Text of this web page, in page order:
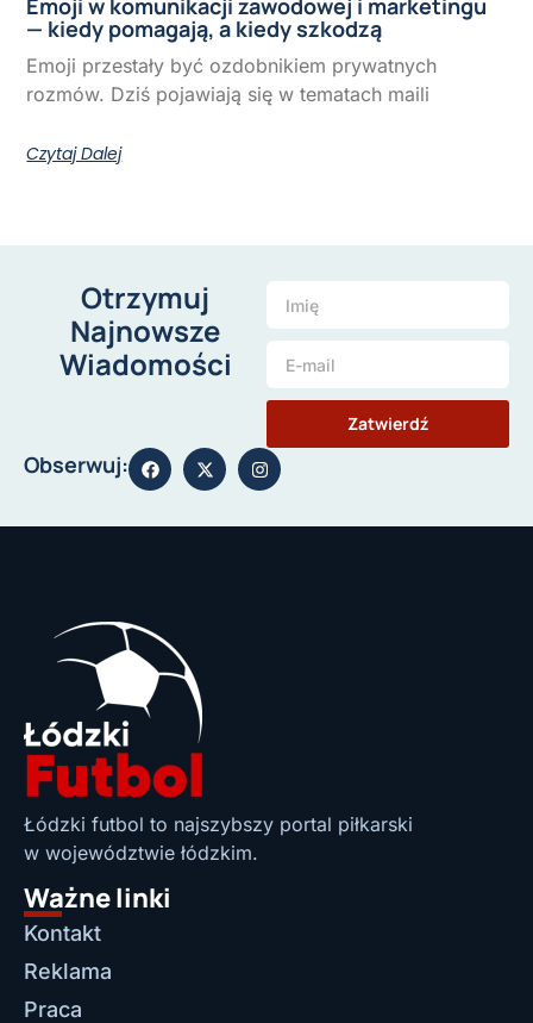
Emoji w komunikacji zawodowej i marketingu
— kiedy pomagają, a kiedy szkodzą
Emoji przestały być ozdobnikiem prywatnych
rozmów. Dziś pojawiają się w tematach maili
Czytaj Dalej
Otrzymuj
Najnowsze
Wiadomości
Zatwierdź
Obserwuj:
Łódzki futbol to najszybszy portal piłkarski
w województwie łódzkim.
Ważne linki
Kontakt
Reklama
Praca